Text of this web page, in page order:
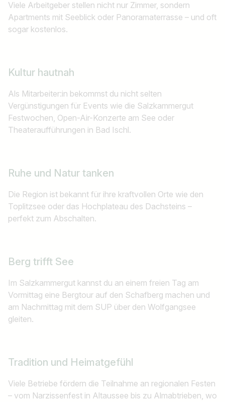
Viele Arbeitgeber stellen nicht nur Zimmer, sondern
Apartments mit Seeblick oder Panoramaterrasse – und oft
sogar kostenlos.
Kultur hautnah
Als Mitarbeiter:in bekommst du nicht selten
Vergünstigungen für Events wie die Salzkammergut
Festwochen, Open-Air-Konzerte am See oder
Theateraufführungen in Bad Ischl.
Ruhe und Natur tanken
Die Region ist bekannt für ihre kraftvollen Orte wie den
Toplitzsee oder das Hochplateau des Dachsteins –
perfekt zum Abschalten.
Berg trifft See
Im Salzkammergut kannst du an einem freien Tag am
Vormittag eine Bergtour auf den Schafberg machen und
am Nachmittag mit dem SUP über den Wolfgangsee
gleiten.
Tradition und Heimatgefühl
Viele Betriebe fördern die Teilnahme an regionalen Festen
– vom Narzissenfest in Altaussee bis zu Almabtrieben, wo